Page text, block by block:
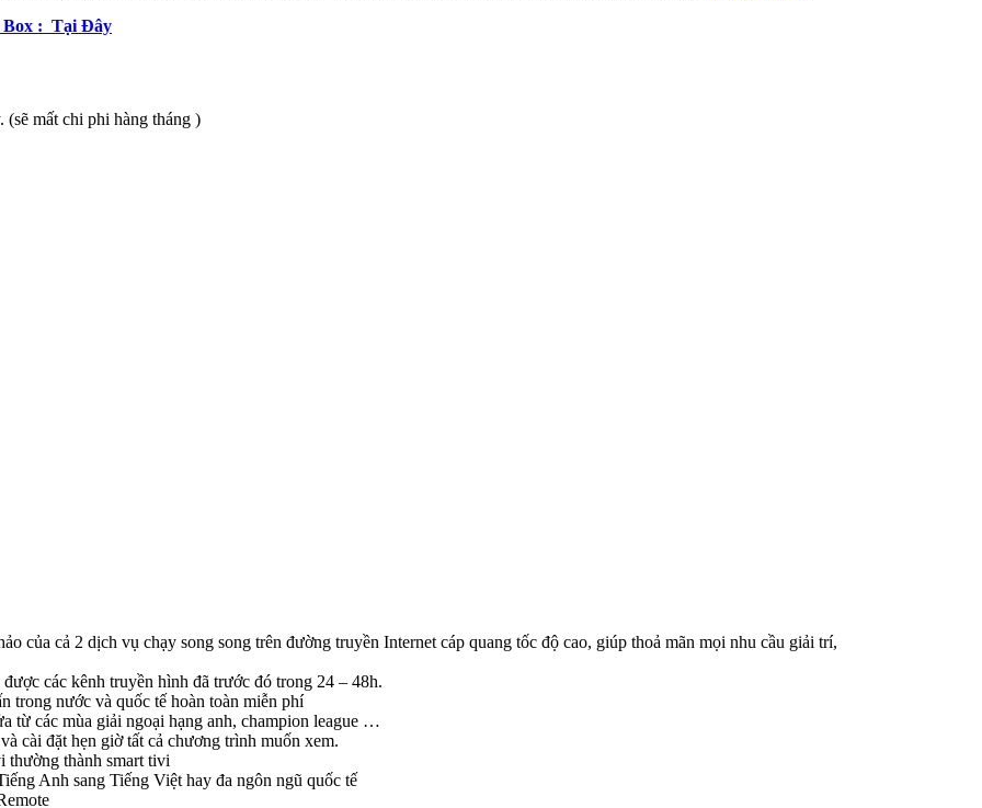
Box : Tại Đây
mất chi phi hàng tháng )
của cả 2 dịch vụ chạy song song trên đường truyền Internet cáp quang tốc độ cao, giúp thoả mãn mọi nhu cầu giải trí,
các kênh truyền hình đã trước đó trong 24 – 48h.
trong nước và quốc tế hoàn toàn miễn phí
từ các mùa giải ngoại hạng anh, champion league …
cài đặt hẹn giờ tất cả chương trình muốn xem.
thường thành smart tivi
Anh sang Tiếng Việt hay đa ngôn ngũ quốc tế